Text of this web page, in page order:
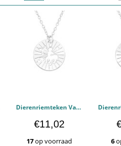
Dierenriemteken Van De Boogschutter - 925 sterling zilver Kettingen PCJW43942
€11,02
17op voorraad 6